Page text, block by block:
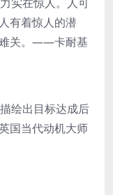
有着惊人的潜
难关。——卡耐基
绘出目标达成后
国当代动机大师